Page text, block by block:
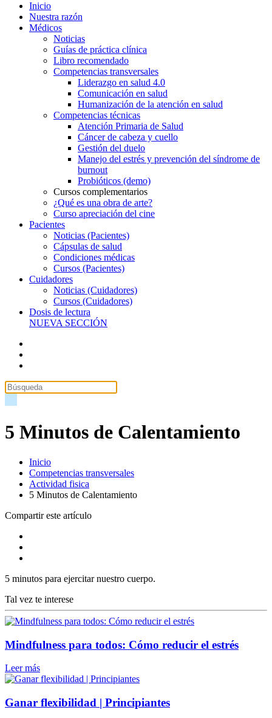
Inicio
Nuestra razón
Médicos
Noticias
Guías de práctica clínica
Libro recomendado
Competencias transversales
Liderazgo en salud 4.0
Comunicación en salud
Humanización de la atención en salud
Competencias técnicas
Atención Primaria de Salud
Cáncer de cabeza y cuello
Gestión del duelo
Manejo del estrés y prevención del síndrome de
burnout
Probióticos (demo)
Cursos complementarios
¿Qué es una obra de arte?
Curso apreciación del cine
Pacientes
Noticias (Pacientes)
Cápsulas de salud
Condiciones médicas
Cursos (Pacientes)
Cuidadores
Noticias (Cuidadores)
Cursos (Cuidadores)
Dosis de lectura
NUEVA SECCIÓN
5 Minutos de Calentamiento
Inicio
Competencias transversales
Actividad fisica
5 Minutos de Calentamiento
Compartir este artículo
5 minutos para ejercitar nuestro cuerpo.
Tal vez te interese
Mindfulness para todos: Cómo reducir el estrés
Leer más
Ganar flexibilidad | Principiantes